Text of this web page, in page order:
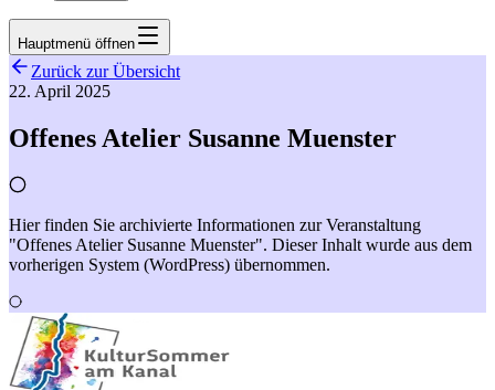
Hauptmenü öffnen
Zurück zur Übersicht
22. April 2025
Offenes Atelier Susanne Muenster
Hier finden Sie archivierte Informationen zur Veranstaltung
"Offenes Atelier Susanne Muenster". Dieser Inhalt wurde aus dem
vorherigen System (WordPress) übernommen.